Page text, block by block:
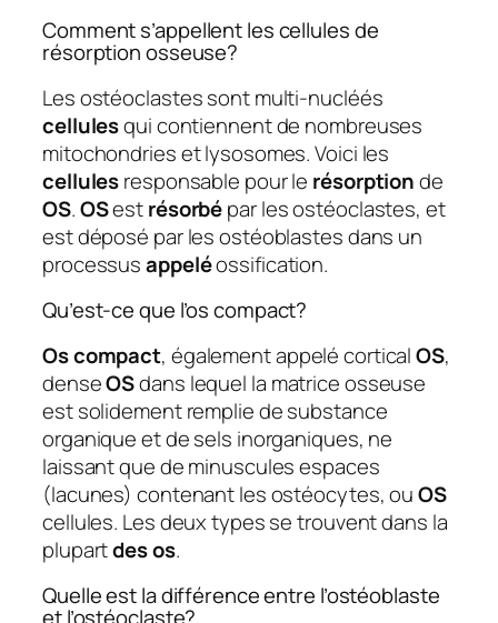
Comment s’appellent les cellules de
résorption osseuse?
Les ostéoclastes sont multi-nucléés
cellulesqui contiennent de nombreuses
mitochondries et lysosomes. Voici les
cellulesresponsable pour le résorptionde
OS.OSestrésorbépar les ostéoclastes, et
est déposé par les ostéoblastes dans un
processusappeléossification.
Qu’est-ce que l’os compact?
Os compact, également appelé corticalOS,
denseOSdans lequel la matrice osseuse
est solidement remplie de substance
organique et de sels inorganiques, ne
laissant que de minuscules espaces
(lacunes) contenant les ostéocytes, ouOS
cellules. Les deux types se trouvent dans la
plupartdes os.
Quelle est la différence entre l’ostéoblaste